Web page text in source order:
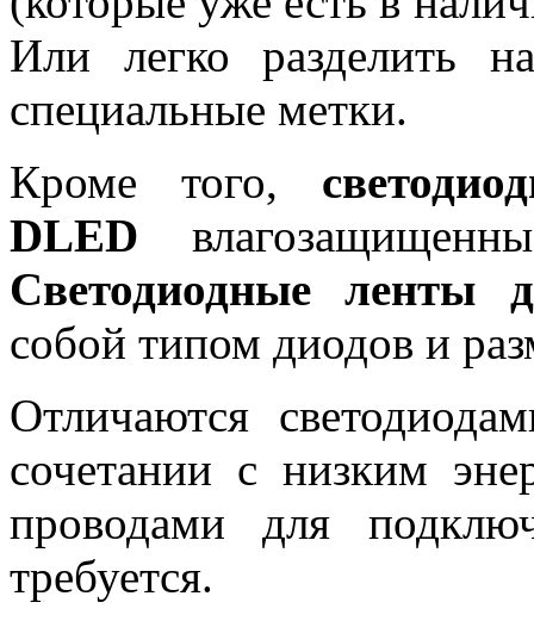
Или легко разделить
специальные метки.
Кроме того,
DLED
Светодиодные ленты
собой типом диодов и
Отличаются
сочетании с низким
проводами для
требуется.